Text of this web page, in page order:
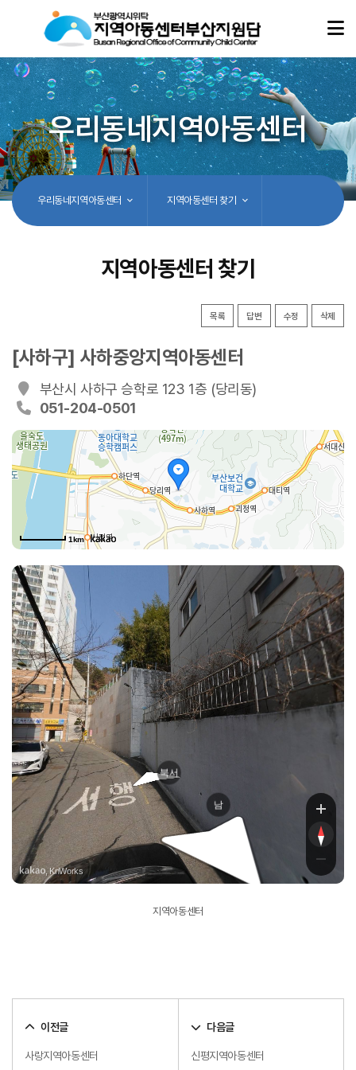
우리동네지역아동센터
우리동네지역아동센터 지역아동센터 찾기
지역아동센터 찾기
목록 답변 수정 삭제
[사하구] 사하중앙지역아동센터
부산시 사하구 승학로 123 1층 (당리동)
051-204-0501
1km
학로
북서
남
, KnWorks
지역아동센터
이전글
사랑지역아동센터
다음글
신평지역아동센터